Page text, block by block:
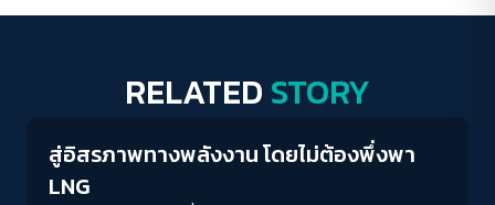
RELATED STORY
สู่อิสรภาพทางพลังงาน โดยไม่ต้องพึ่งพา
LNG